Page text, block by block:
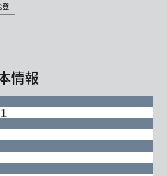
登
情報